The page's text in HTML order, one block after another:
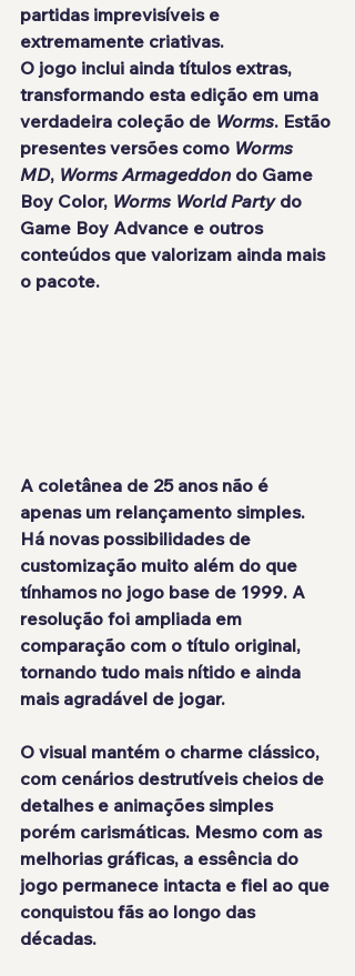
partidas imprevisíveis e
extremamente criativas.
O jogo inclui ainda títulos extras,
transformando esta edição em uma
verdadeira coleção de Worms. Estão
presentes versões como Worms
MD, Worms Armageddon do Game
Boy Color, Worms World Party do
Game Boy Advance e outros
conteúdos que valorizam ainda mais
o pacote.
A coletânea de 25 anos não é
apenas um relançamento simples.
Há novas possibilidades de
customização muito além do que
tínhamos no jogo base de 1999. A
resolução foi ampliada em
comparação com o título original,
tornando tudo mais nítido e ainda
mais agradável de jogar.
O visual mantém o charme clássico,
com cenários destrutíveis cheios de
detalhes e animações simples
porém carismáticas. Mesmo com as
melhorias gráficas, a essência do
jogo permanece intacta e fiel ao que
conquistou fãs ao longo das
décadas.